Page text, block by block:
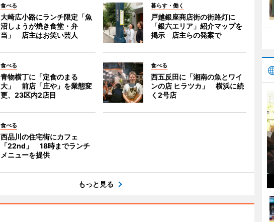
食べる
大崎広小路にランチ限定「魚
沼しょうが焼き食堂・弁
当」 店主はお笑い芸人
暮らす・働く
戸越銀座商店街の街路灯に
「銀六エリア」紹介マップを
掲示 店主らの発案で
食べる
青物横丁に「定食のまる
大」 前店「庄や」を業態変
更、23区内2店目
食べる
西五反田に「湘南の魚とワイ
ンの店 ヒラツカ」 横浜に続
く2号店
食べる
西品川の住宅街にカフェ
「22nd」 18時までランチ
メニューを提供
もっと見る